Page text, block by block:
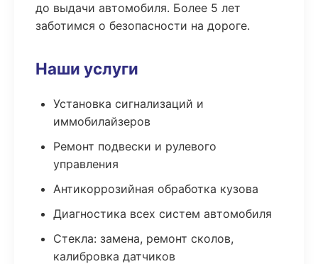
до выдачи автомобиля. Более 5 лет
заботимся о безопасности на дороге.
Наши услуги
Установка сигнализаций и
иммобилайзеров
Ремонт подвески и рулевого
управления
Антикоррозийная обработка кузова
Диагностика всех систем автомобиля
Стекла: замена, ремонт сколов,
калибровка датчиков